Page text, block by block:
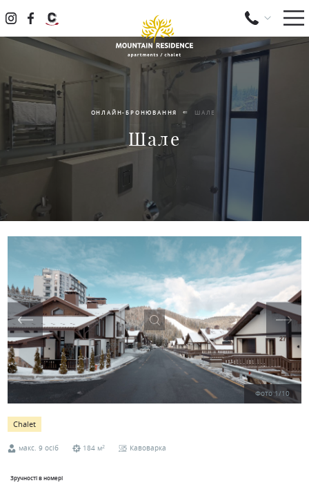
ОНЛАЙН-БРОНЮВАННЯ ШАЛЕ
Шале
Фото 1/10
Chalet
макс. 9 осіб 184 м2 Кавоварка
Зручності в номері